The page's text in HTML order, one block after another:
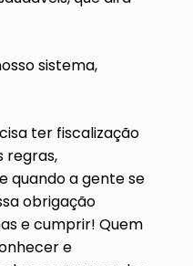
sistema,
ter fiscalização
regras,
quando a gente se
obrigação
e cumprir! Quem
e